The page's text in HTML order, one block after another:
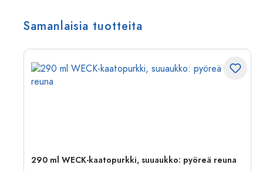
Samanlaisia tuotteita
290 ml WECK-kaatopurkki, suuaukko: pyöreä reuna